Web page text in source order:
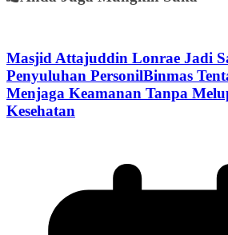
Masjid Attajuddin Lonrae Jadi
Penyuluhan PersonilBinmas
Menjaga Keamanan Tanpa
Kesehatan